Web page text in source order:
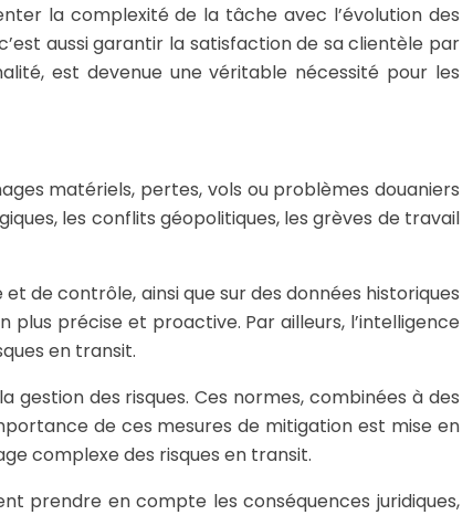
la complexité de la tâche avec l’évolution des
aussi garantir la satisfaction de sa clientèle par
est devenue une véritable nécessité pour les
matériels, pertes, vols ou problèmes douaniers
les conflits géopolitiques, les grèves de travail
de contrôle, ainsi que sur des données historiques
précise et proactive. Par ailleurs, l’intelligence
en transit.
des risques. Ces normes, combinées à des
de ces mesures de mitigation est mise en
complexe des risques en transit.
prendre en compte les conséquences juridiques,